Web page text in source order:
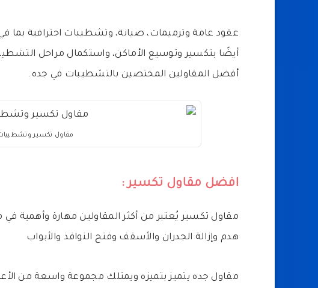
عقود عامة وترميمات، صيانة، وتشطيبات احترافية بما
أيضًا بتكسير وتوسيع الأماكن، واستكمال مراحل
أفضل المقاولين المختصين بالتشطيبات في جده.
مقاول تكسير
افضل مقاول تكسير :
مقاول تكسير يُعتبر من أكثر المقاولين مهارة وأهمية
هدم وإزالة الجدران والأسقف وفتح النوافذ والأبواب
مقاول جده يتميز بتميزه ويمتلك مجموعة واسعة من